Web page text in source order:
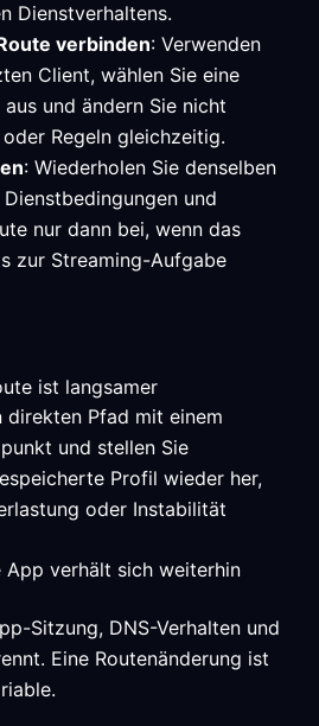
Dienstverhaltens.
verbinden: Verwenden
Client, wählen Sie eine
und ändern Sie nicht
Regeln gleichzeitig.
: Wiederholen Sie denselben
und
nur dann bei, wenn das
zur Streaming-Aufgabe
ist langsamer
direkten Pfad mit einem
und stellen Sie
Profil wieder her,
oder Instabilität
App verhält sich weiterhin
Sitzung, DNS-Verhalten und
Eine Routenänderung ist